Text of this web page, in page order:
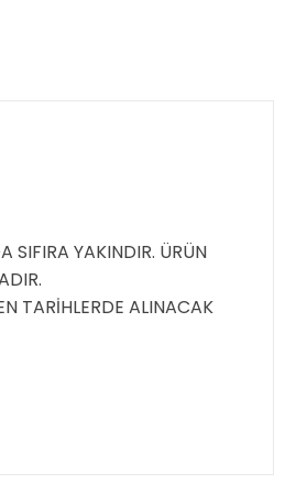
SIFIRA YAKINDIR. ÜRÜN
TARİHLERDE ALINACAK